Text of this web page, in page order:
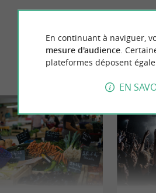
ÉVÈNEMENTS
En continuant à naviguer,
mesure d'audience.
plateformes déposent
EN